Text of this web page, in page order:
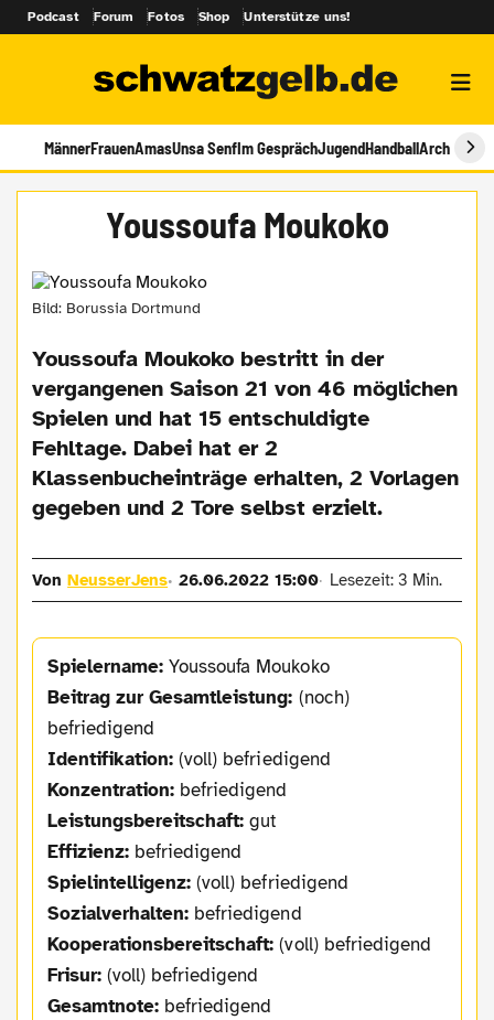
Podcast Forum Fotos Shop Unterstütze uns!
MännerFrauenAmasUnsa SenfIm GesprächJugendHandballArchiv
Youssoufa Moukoko
Bild: Borussia Dortmund
Youssoufa Moukoko bestritt in der
vergangenen Saison 21 von 46 möglichen
Spielen und hat 15 entschuldigte
Fehltage. Dabei hat er 2
Klassenbucheinträge erhalten, 2 Vorlagen
gegeben und 2 Tore selbst erzielt.
VonNeusserJens 26.06.2022 15:00 Lesezeit: 3 Min.
Spielername:Youssoufa Moukoko
Beitrag zur Gesamtleistung: (noch)
befriedigend
Identifikation: (voll) befriedigend
Konzentration: befriedigend
Leistungsbereitschaft: gut
Effizienz:befriedigend
Spielintelligenz: (voll) befriedigend
Sozialverhalten: befriedigend
Kooperationsbereitschaft: (voll) befriedigend
Frisur:(voll) befriedigend
Gesamtnote:befriedigend